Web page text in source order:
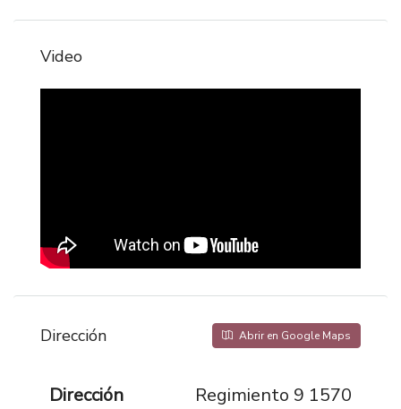
Video
Dirección Abrir en Google Maps
Dirección Regimiento 9 1570